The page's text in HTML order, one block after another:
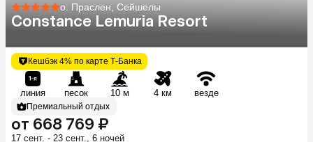
о. Праслен, Сейшелы
Constance Lemuria Resort
Кешбэк 4% по карте Т-Банка
линия песок 10 м 4 км везде
Премиальный отдых
от 668 769 ₽
17 сент. - 23 сент., 6 ночей